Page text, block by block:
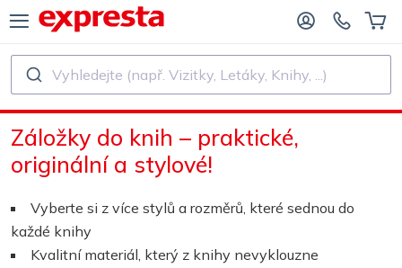
Tisk
Samolepky a etikety
PRODUKTY
NAKLADATELSTVÍ A AUTORY
NAKLADATELSTVÍ
KNIH
Vyhledejte (např. Vizitky, Letáky, Knihy, ...)
Záložky do knih – praktické,
originální a stylové!
Vyberte si z více stylů a rozměrů, které sednou do
každé knihy
Kvalitní materiál, který z knihy nevyklouzne